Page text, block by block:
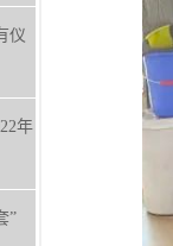
仪
年
”